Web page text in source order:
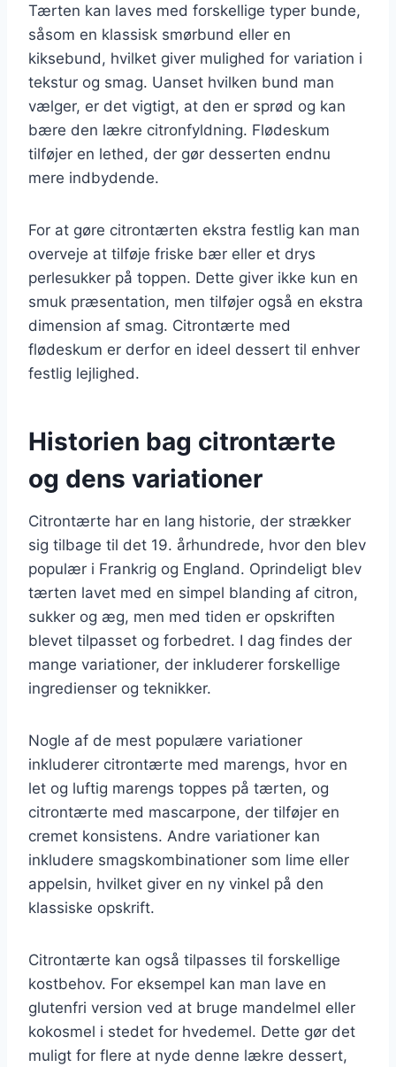
Tærten kan laves med forskellige typer bunde,
såsom en klassisk smørbund eller en
kiksebund, hvilket giver mulighed for variation i
tekstur og smag. Uanset hvilken bund man
vælger, er det vigtigt, at den er sprød og kan
bære den lækre citronfyldning. Flødeskum
tilføjer en lethed, der gør desserten endnu
mere indbydende.
For at gøre citrontærten ekstra festlig kan man
overveje at tilføje friske bær eller et drys
perlesukker på toppen. Dette giver ikke kun en
smuk præsentation, men tilføjer også en ekstra
dimension af smag. Citrontærte med
flødeskum er derfor en ideel dessert til enhver
festlig lejlighed.
Historien bag citrontærte
og dens variationer
Citrontærte har en lang historie, der strækker
sig tilbage til det 19. århundrede, hvor den blev
populær i Frankrig og England. Oprindeligt blev
tærten lavet med en simpel blanding af citron,
sukker og æg, men med tiden er opskriften
blevet tilpasset og forbedret. I dag findes der
mange variationer, der inkluderer forskellige
ingredienser og teknikker.
Nogle af de mest populære variationer
inkluderer citrontærte med marengs, hvor en
let og luftig marengs toppes på tærten, og
citrontærte med mascarpone, der tilføjer en
cremet konsistens. Andre variationer kan
inkludere smagskombinationer som lime eller
appelsin, hvilket giver en ny vinkel på den
klassiske opskrift.
Citrontærte kan også tilpasses til forskellige
kostbehov. For eksempel kan man lave en
glutenfri version ved at bruge mandelmel eller
kokosmel i stedet for hvedemel. Dette gør det
muligt for flere at nyde denne lækre dessert,